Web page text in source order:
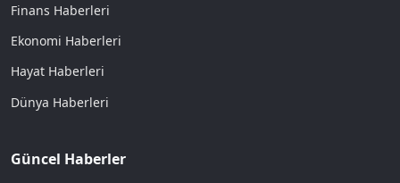
Finans Haberleri
Ekonomi Haberleri
Hayat Haberleri
Dünya Haberleri
Güncel Haberler